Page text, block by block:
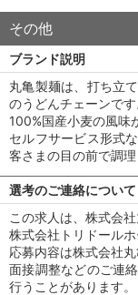
その他
ブランド説明
丸亀製麺は、打ち立
のうどんチェーンです
100%国産小麦の風味
セルフサービス形式
客さまの目の前で調理
選考のご連絡について
この求人は、株式会
株式会社トリドール
応募内容は株式会社丸
面接調整などのご連
行うことがあります。